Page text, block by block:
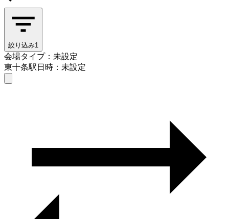
絞り込み1
会場タイプ：未設定
東十条駅日時：未設定